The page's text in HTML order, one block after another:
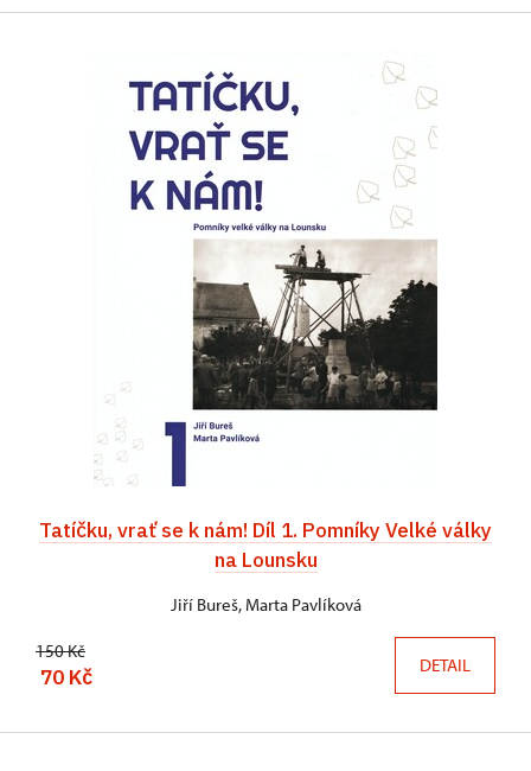
Tatíčku, vrať se k nám! Díl 1. Pomníky Velké války
na Lounsku
Jiří Bureš, Marta Pavlíková
150 Kč
70 Kč DETAIL